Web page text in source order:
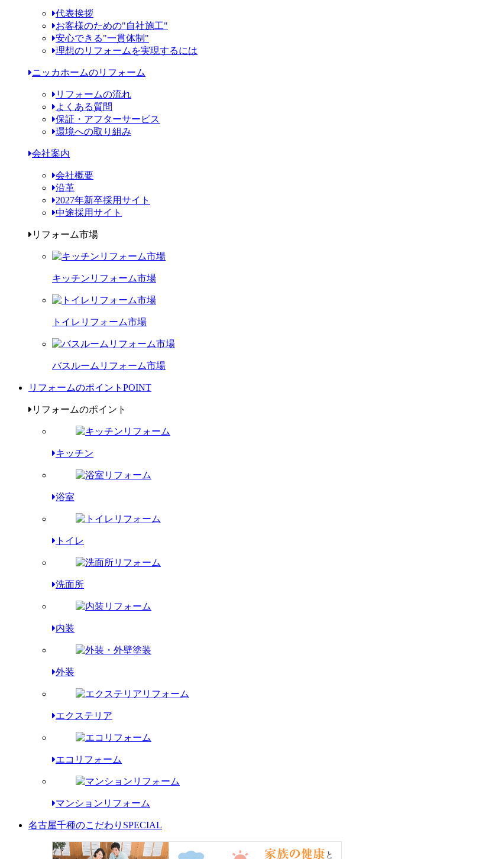
代表挨拶
お客様のための"自社施工"
安心できる"一貫体制"
理想のリフォームを実現するには
ニッカホームのリフォーム
リフォームの流れ
よくある質問
保証・アフターサービス
環境への取り組み
会社案内
会社概要
沿革
2027年新卒採用サイト
中途採用サイト
リフォーム市場
キッチンリフォーム市場
トイレリフォーム市場
バスルームリフォーム市場
リフォームのポイント POINT
リフォームのポイント
キッチン
浴室
トイレ
洗面所
内装
外装
エクステリア
エコリフォーム
マンションリフォーム
名古屋千種のこだわり SPECIAL